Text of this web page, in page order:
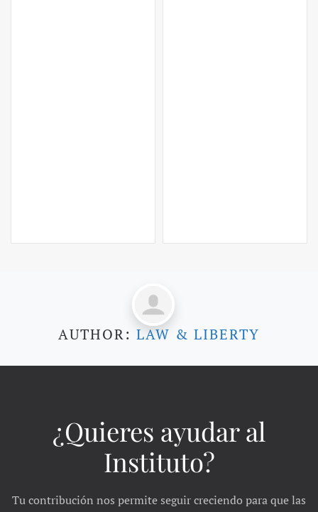
AUTHOR: LAW & LIBERTY
¿Quieres ayudar al
Instituto?
Tu contribución nos permite seguir creciendo para que las